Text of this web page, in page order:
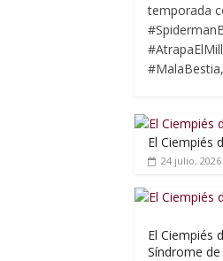
temporada
El Ciempiés
24 julio, 2026
El Ciempiés
Síndrome